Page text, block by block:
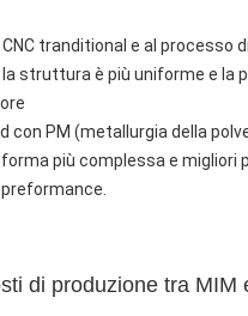
tranditional e al processo
struttura è più uniforme e la
con PM (metallurgia della
più complessa e migliori
di produzione tra MIM